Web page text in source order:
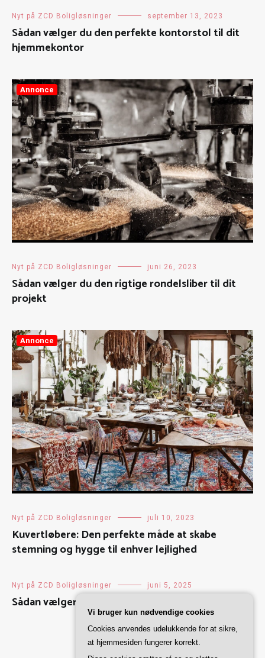
Nyt på ZCD Boligløsninger september 13, 2023
Sådan vælger du den perfekte kontorstol til dit
hjemmekontor
Annonce
Nyt på ZCD Boligløsninger juni 26, 2023
Sådan vælger du den rigtige rondelsliber til dit
projekt
Annonce
Nyt på ZCD Boligløsninger juli 10, 2023
Kuvertløbere: Den perfekte måde at skabe
stemning og hygge til enhver lejlighed
Nyt på ZCD Boligløsninger juni 5, 2025
Sådan vælger du den perfekte markise til dit hjem
Vi bruger kun nødvendige cookies
Cookies anvendes udelukkende for at sikre,
at hjemmesiden fungerer korrekt.